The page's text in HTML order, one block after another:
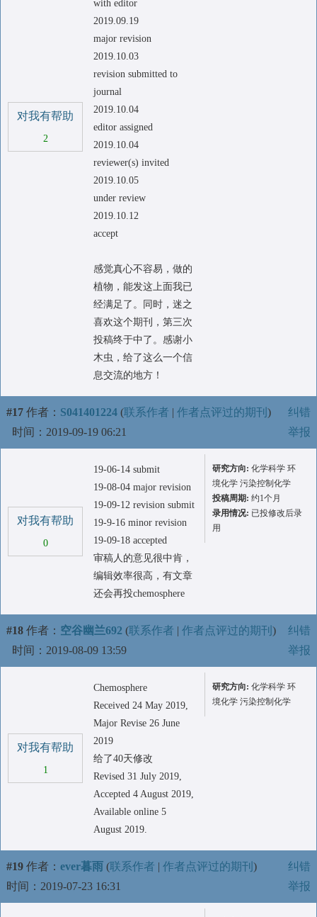
对我有帮助
2
with editor
2019.09.19
major revision
2019.10.03
revision submitted to
journal
2019.10.04
editor assigned
2019.10.04
reviewer(s) invited
2019.10.05
under review
2019.10.12
accept
感觉真心不容易，做的
植物，能发这上面我已
经满足了。同时，迷之
喜欢这个期刊，第三次
投稿终于中了。感谢小
木虫，给了这么一个信
息交流的地方！
#17 作者： S041401224 (联系作者 | 作者点评过的期刊 )
时间：2019-09-19 06:21
纠错
举报
对我有帮助
0
19-06-14 submit
19-08-04 major revision
19-09-12 revision submit
19-9-16 minor revision
19-09-18 accepted
审稿人的意见很中肯，
编辑效率很高，有文章
还会再投chemosphere
研究方向: 化学科学 环
境化学 污染控制化学
投稿周期: 约1个月
录用情况: 已投修改后录
用
#18 作者： 空谷幽兰692 (联系作者 | 作者点评过的期刊 )
时间：2019-08-09 13:59
纠错
举报
对我有帮助
1
Chemosphere
Received 24 May 2019,
Major Revise 26 June
2019
给了40天修改
Revised 31 July 2019,
Accepted 4 August 2019,
Available online 5
August 2019.
研究方向: 化学科学 环
境化学 污染控制化学
#19 作者： ever暮雨 (联系作者 | 作者点评过的期刊 )
时间：2019-07-23 16:31
纠错
举报